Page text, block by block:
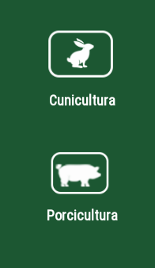
Cunicultura
Porcicultura